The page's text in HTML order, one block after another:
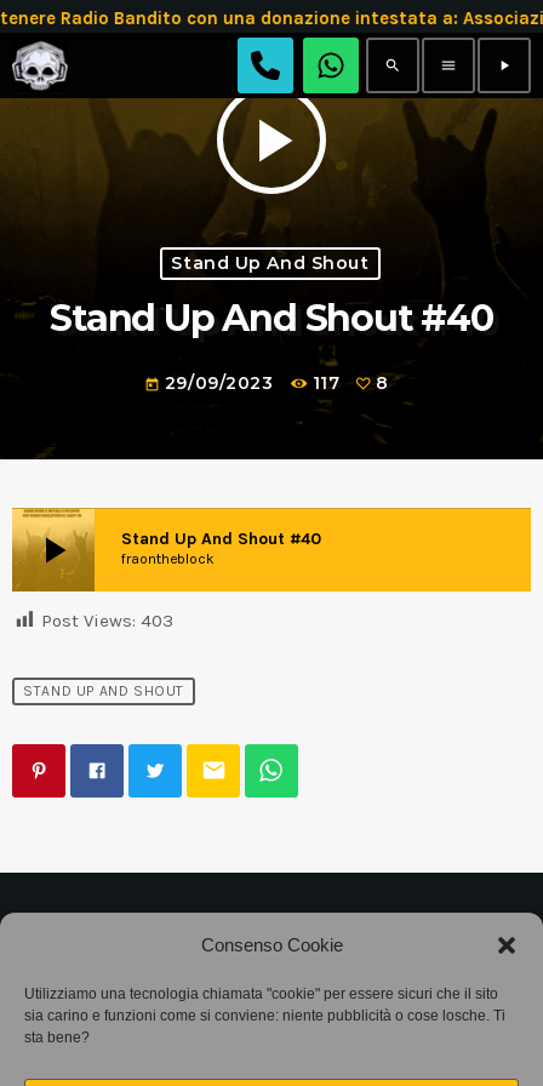
Consenso Cookie
Utilizziamo una tecnologia chiamata "cookie" per essere sicuri che il sito
sia carino e funzioni come si conviene: niente pubblicità o cose losche. Ti
sta bene?
Radio Bandito con una donazione intestata a:
search menu play_arrow
play_arrow
Stand Up And Shout
Stand Up And Shout #40
today 29/09/2023 117 8
play_arrow Stand Up And Shout #40
fraontheblock
Post Views: 403
STAND UP AND SHOUT
email
Associazione Bandito • CF 97882400019 •
Privacy Policy•Cookie Policy (UE) • Protocollo
SIAE 7425